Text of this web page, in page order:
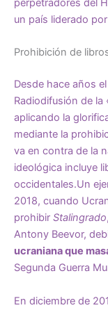
perpetradores del
un país liderado
Prohibición de
Desde hace años
Radiodifusión de la
aplicando la
mediante la
va en contra de la
ideológica incluye
occidentales.Un
2018, cuando
prohibir Stalingrado
Antony Beevor,
ucraniana que
Segunda Guerra
En diciembre de